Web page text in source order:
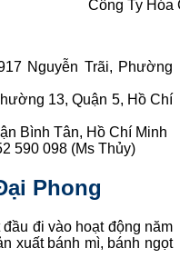
Công Ty Hóa
Nguyễn Trãi, Phường
13, Quận 5, Hồ Chí
Bình Tân, Hồ Chí Minh
590 098 (Ms Thủy)
Phong
đầu đi vào hoạt động năm
xuất bánh mì, bánh ngọt